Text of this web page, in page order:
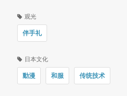
观光
伴手礼
日本文化
動漫 和服 传统技术